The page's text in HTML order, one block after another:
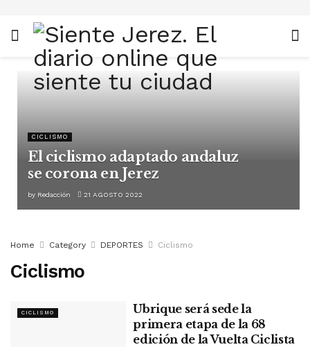
CICLISMO
El ciclismo adaptado andaluz
se corona en Jerez
by Redacción 21 AGOSTO 2022
Home Category DEPORTES Ciclismo
Ciclismo
CICLISMO
Ubrique será sede la
primera etapa de la 68
edición de la Vuelta Ciclista